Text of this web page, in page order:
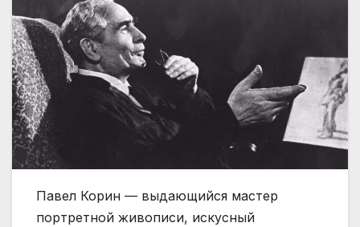
Павел Корин — выдающийся мастер
портретной живописи, искусный